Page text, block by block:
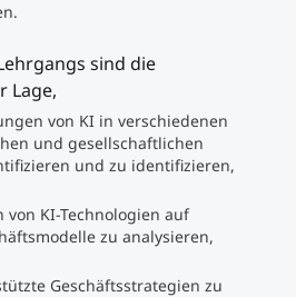
sind die
Lage,
von KI in verschiedenen
und gesellschaftlichen
und zu identifizieren,
KI-Technologien auf
zu analysieren,
Geschäftsstrategien zu